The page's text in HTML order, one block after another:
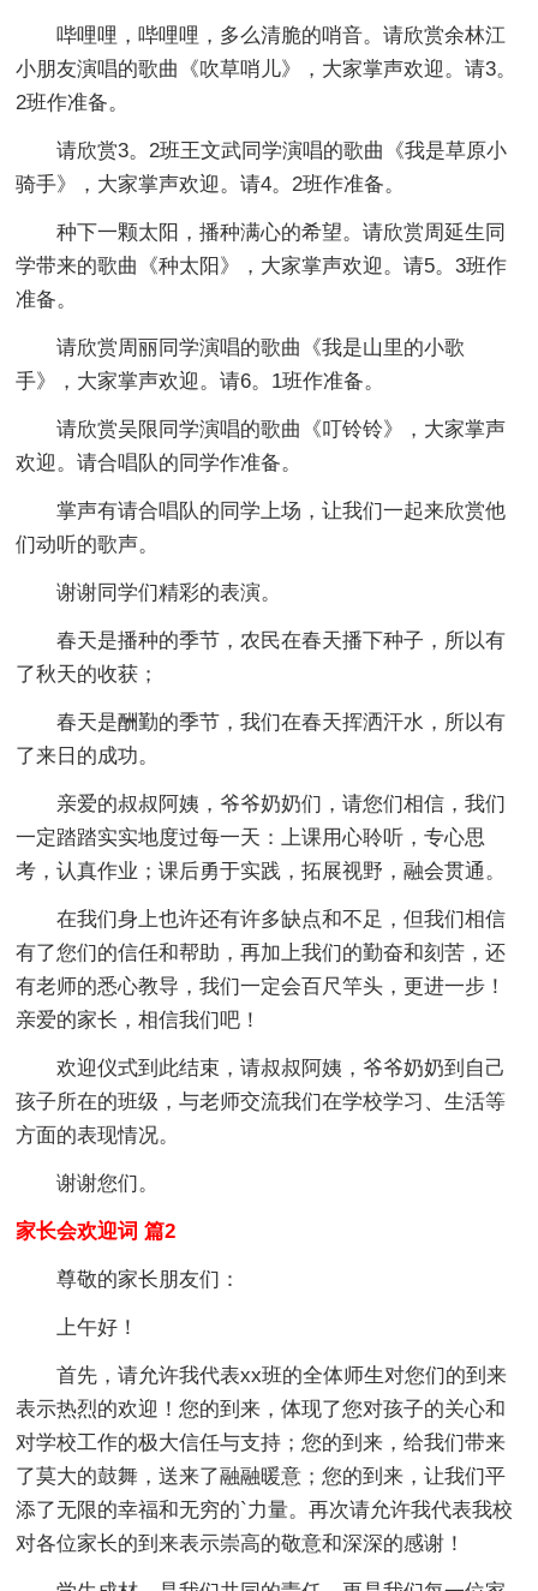
哔哩哩，哔哩哩，多么清脆的哨音。请欣赏余林江
小朋友演唱的歌曲《吹草哨儿》，大家掌声欢迎。请3。
2班作准备。
请欣赏3。2班王文武同学演唱的歌曲《我是草原小
骑手》，大家掌声欢迎。请4。2班作准备。
种下一颗太阳，播种满心的希望。请欣赏周延生同
学带来的歌曲《种太阳》，大家掌声欢迎。请5。3班作
准备。
请欣赏周丽同学演唱的歌曲《我是山里的小歌
手》，大家掌声欢迎。请6。1班作准备。
请欣赏吴限同学演唱的歌曲《叮铃铃》，大家掌声
欢迎。请合唱队的同学作准备。
掌声有请合唱队的同学上场，让我们一起来欣赏他
们动听的歌声。
谢谢同学们精彩的表演。
春天是播种的季节，农民在春天播下种子，所以有
了秋天的收获；
春天是酬勤的季节，我们在春天挥洒汗水，所以有
了来日的成功。
亲爱的叔叔阿姨，爷爷奶奶们，请您们相信，我们
一定踏踏实实地度过每一天：上课用心聆听，专心思
考，认真作业；课后勇于实践，拓展视野，融会贯通。
在我们身上也许还有许多缺点和不足，但我们相信
有了您们的信任和帮助，再加上我们的勤奋和刻苦，还
有老师的悉心教导，我们一定会百尺竿头，更进一步！
亲爱的家长，相信我们吧！
欢迎仪式到此结束，请叔叔阿姨，爷爷奶奶到自己
孩子所在的班级，与老师交流我们在学校学习、生活等
方面的表现情况。
谢谢您们。
家长会欢迎词 篇2
尊敬的家长朋友们：
上午好！
首先，请允许我代表xx班的全体师生对您们的到来
表示热烈的欢迎！您的到来，体现了您对孩子的关心和
对学校工作的极大信任与支持；您的到来，给我们带来
了莫大的鼓舞，送来了融融暖意；您的到来，让我们平
添了无限的幸福和无穷的`力量。再次请允许我代表我校
对各位家长的到来表示崇高的敬意和深深的感谢！